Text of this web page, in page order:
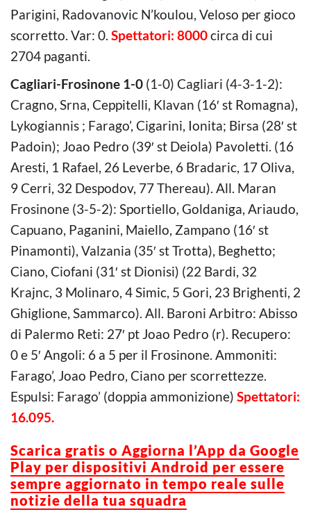
Parigini, Radovanovic N’koulou, Veloso per gioco
scorretto. Var: 0. Spettatori: 8000circa di cui
2704 paganti.
Cagliari-Frosinone 1-0 (1-0) Cagliari (4-3-1-2):
Cragno, Srna, Ceppitelli, Klavan (16′ st Romagna),
Lykogiannis ; Farago’, Cigarini, Ionita; Birsa (28′ st
Padoin); Joao Pedro (39′ st Deiola) Pavoletti. (16
Aresti, 1 Rafael, 26 Leverbe, 6 Bradaric, 17 Oliva,
9 Cerri, 32 Despodov, 77 Thereau). All. Maran
Frosinone (3-5-2): Sportiello, Goldaniga, Ariaudo,
Capuano, Paganini, Maiello, Zampano (16′ st
Pinamonti), Valzania (35′ st Trotta), Beghetto;
Ciano, Ciofani (31′ st Dionisi) (22 Bardi, 32
Krajnc, 3 Molinaro, 4 Simic, 5 Gori, 23 Brighenti, 2
Ghiglione, Sammarco). All. Baroni Arbitro: Abisso
di Palermo Reti: 27′ pt Joao Pedro (r). Recupero:
0 e 5′ Angoli: 6 a 5 per il Frosinone. Ammoniti:
Farago’, Joao Pedro, Ciano per scorrettezze.
Espulsi: Farago’ (doppia ammonizione) Spettatori:
16.095.
Scarica gratis o Aggiorna l’App da Google
Play per dispositivi Android per essere
sempre aggiornato in tempo reale sulle
notizie della tua squadra